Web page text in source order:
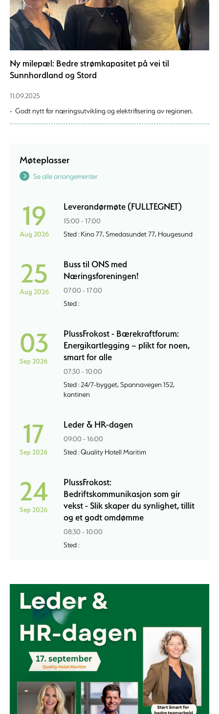
Ny milepæl: Bedre strømkapasitet på vei til
Sunnhordland og Stord
11.09.2025
- Godt nytt for næringsutvikling og elektrifisering av regionen.
Møteplasser
Se alle arrangementer
19
Aug 2026
Leverandørmøte (FULLTEGNET)
15:00 - 17:00
Sted : Kino 77, Smedasundet 77, Haugesund
25
Aug 2026
Buss til ONS med
Næringsforeningen!
07:00 - 17:00
Sted :
03
Sep 2026
PlussFrokost - Bærekraftforum:
Energikartlegging – plikt for noen,
smart for alle
07:30 - 10:00
Sted : 24/7-bygget, Spannavegen 152,
kantinen
17
Sep 2026
Leder & HR-dagen
09:00 - 16:00
Sted : Quality Hotell Maritim
24
Sep 2026
PlussFrokost:
Bedriftskommunikasjon som gir
vekst - Slik skaper du synlighet, tillit
og et godt omdømme
08:30 - 10:00
Sted :